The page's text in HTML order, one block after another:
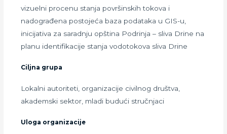
vizuelni procenu stanja površinskih tokova i
nadograđena postojeća baza podataka u GIS-u,
inicijativa za saradnju opština Podrinja – sliva Drine na
planu identifikacije stanja vodotokova sliva Drine
Ciljna grupa
Lokalni autoriteti, organizacije civilnog društva,
akademski sektor, mladi budući stručnjaci
Uloga organizacije